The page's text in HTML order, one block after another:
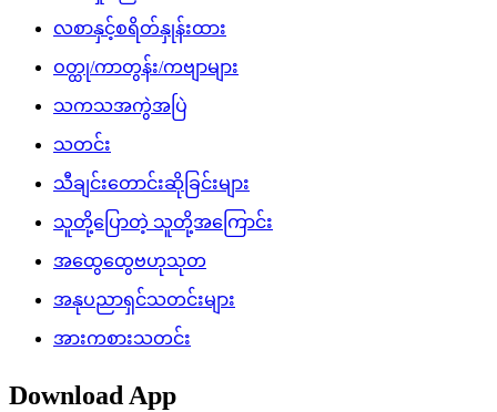
လစာနှင့်စရိတ်နှုန်းထား
ဝတ္ထု/ကာတွန်း/ကဗျာများ
သကသအကွဲအပြဲ
သတင်း
သီချင်းတောင်းဆိုခြင်းများ
သူတို့ပြောတဲ့ သူတို့အကြောင်း
အထွေထွေဗဟုသုတ
အနုပညာရှင်သတင်းများ
အားကစားသတင်း
Download App